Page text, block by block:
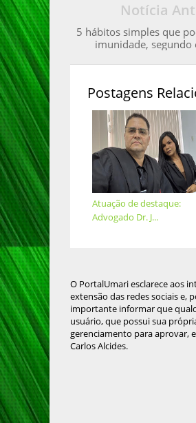
Notícia
5 hábitos simples que
imunidade, segundo
Postagens
Atuação de destaque:
Advogado Dr. J...
O PortalUmari esclarece aos
extensão das redes sociais e,
importante informar que
usuário, que possui sua
gerenciamento para aprovar,
Carlos Alcides.